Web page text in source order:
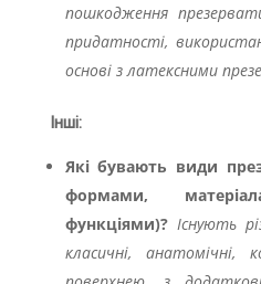
пошкодження
придатності,
основі з латексними
Інші:
Які бувають види
формами,
функціями)? Існують
класичні, анатомічні,